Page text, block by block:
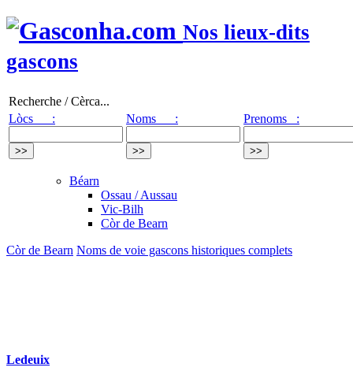
Nos lieux-dits
gascons
Recherche / Cèrca...
Lòcs :
Noms : Prenoms :
Béarn
Ossau / Aussau
Vic-Bilh
Còr de Bearn
Còr de Bearn Noms de voie gascons historiques complets
Ledeuix